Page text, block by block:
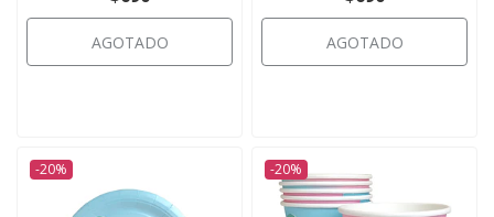
AGOTADO AGOTADO
-20% -20%